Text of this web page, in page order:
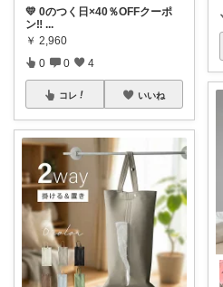
💛 0のつく日×40％OFFクーポ
ン‼️ ...
￥ 2,960
0 0 4
コレ いいね